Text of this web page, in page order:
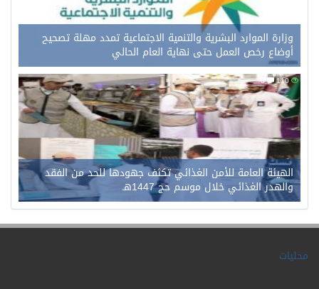
وزارة الموارد البشرية والتنمية الاجتماعية تمدد مهلة تصحيح
أوضاع رخص العمل حتى نهاية العام الحالي
110
0
الهيئة العامة للأمن الغذائي تكثف جهودها للحد من الفقد
والهدر الغذائي خلال موسم حج 1447هـ
محليات